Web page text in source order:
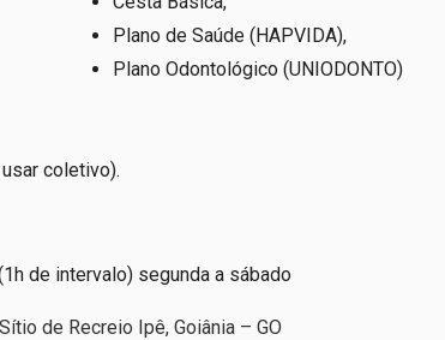
Plano de Saúde (HAPVIDA),
Plano Odontológico (UNIODONTO)
coletivo).
de intervalo) segunda a sábado
de Recreio Ipê, Goiânia – GO